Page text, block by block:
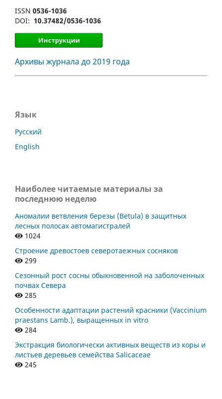
ISSN 0536-1036
DOI: 10.37482/0536-1036
Инструкции
Архивы журнала до 2019 года
Язык
Русский
English
Наиболее читаемые материалы за
последнюю неделю
Аномалии ветвления березы (Betula) в защитных
лесных полосах автомагистралей
1024
Строение древостоев северотаежных сосняков
299
Сезонный рост сосны обыкновенной на заболоченных
почвах Севера
285
Особенности адаптации растений красники (Vaccinium
praestans Lamb.), выращенных in vitro
284
Экстракция биологически активных веществ из коры и
листьев деревьев семейства Salicaceae
245